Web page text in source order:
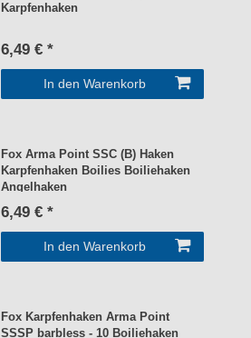
Karpfenhaken
6,49 € *
In den Warenkorb
Fox Arma Point SSC (B) Haken
Karpfenhaken Boilies Boiliehaken
Angelhaken
6,49 € *
In den Warenkorb
Fox Karpfenhaken Arma Point
SSSP barbless - 10 Boiliehaken